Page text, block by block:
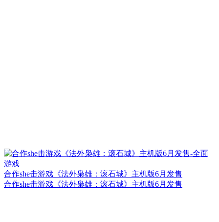
合作she击游戏《法外枭雄：滚石城》主机版6月发售
合作she击游戏《法外枭雄：滚石城》主机版6月发售